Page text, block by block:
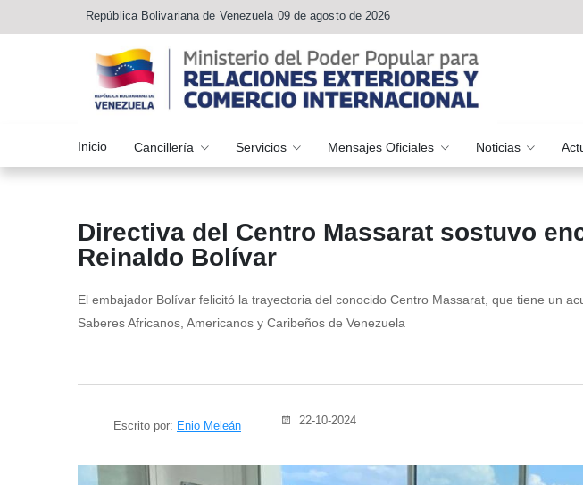
República Bolivariana de Venezuela 09 de agosto de 2026
Inicio Cancillería Servicios Mensajes Oficiales Noticias
Directiva del Centro Massarat sostuvo
Reinaldo Bolívar
El embajador Bolívar felicitó la trayectoria del conocido Centro Massarat, que tiene un
Saberes Africanos, Americanos y Caribeños de Venezuela
Escrito por: Enio Meleán 22-10-2024